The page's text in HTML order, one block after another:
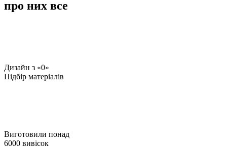
про них все
Дизайн з «0»
Підбір матеріалів
Виготовили понад
6000 вивісок